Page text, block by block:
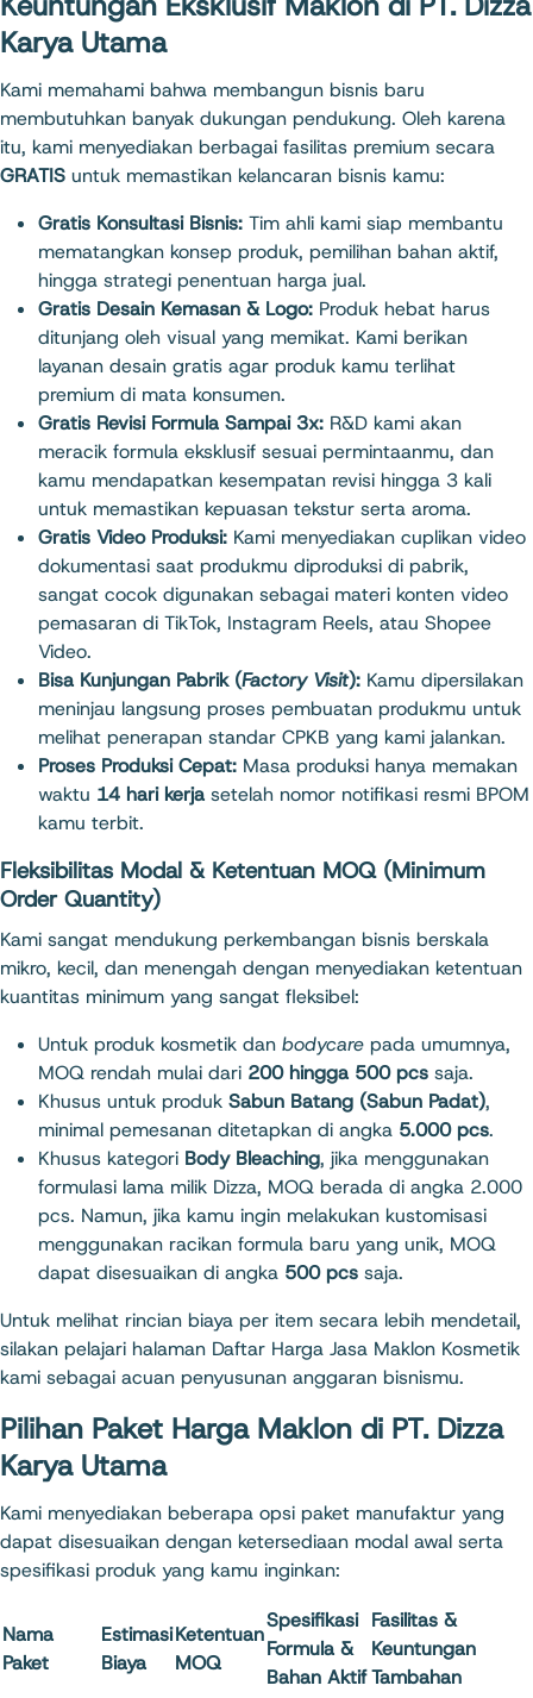
Karya Utama
Kami memahami bahwa membangun bisnis baru
membutuhkan banyak dukungan pendukung. Oleh karena
itu, kami menyediakan berbagai fasilitas premium secara
GRATIS untuk memastikan kelancaran bisnis kamu:
Gratis Konsultasi Bisnis: Tim ahli kami siap membantu
mematangkan konsep produk, pemilihan bahan aktif,
hingga strategi penentuan harga jual.
Gratis Desain Kemasan & Logo: Produk hebat harus
ditunjang oleh visual yang memikat. Kami berikan
layanan desain gratis agar produk kamu terlihat
premium di mata konsumen.
Gratis Revisi Formula Sampai 3x: R&D kami akan
meracik formula eksklusif sesuai permintaanmu, dan
kamu mendapatkan kesempatan revisi hingga 3 kali
untuk memastikan kepuasan tekstur serta aroma.
Gratis Video Produksi: Kami menyediakan cuplikan video
dokumentasi saat produkmu diproduksi di pabrik,
sangat cocok digunakan sebagai materi konten video
pemasaran di TikTok, Instagram Reels, atau Shopee
Video.
Bisa Kunjungan Pabrik (Factory Visit): Kamu dipersilakan
meninjau langsung proses pembuatan produkmu untuk
melihat penerapan standar CPKB yang kami jalankan.
Proses Produksi Cepat: Masa produksi hanya memakan
waktu 14 hari kerja setelah nomor notifikasi resmi BPOM
kamu terbit.
Fleksibilitas Modal & Ketentuan MOQ (Minimum
Order Quantity)
Kami sangat mendukung perkembangan bisnis berskala
mikro, kecil, dan menengah dengan menyediakan ketentuan
kuantitas minimum yang sangat fleksibel:
Untuk produk kosmetik dan bodycare pada umumnya,
MOQ rendah mulai dari 200 hingga 500 pcs saja.
Khusus untuk produk Sabun Batang (Sabun Padat),
minimal pemesanan ditetapkan di angka 5.000 pcs.
Khusus kategori Body Bleaching, jika menggunakan
formulasi lama milik Dizza, MOQ berada di angka 2.000
pcs. Namun, jika kamu ingin melakukan kustomisasi
menggunakan racikan formula baru yang unik, MOQ
dapat disesuaikan di angka 500 pcs saja.
Untuk melihat rincian biaya per item secara lebih mendetail,
silakan pelajari halaman Daftar Harga Jasa Maklon Kosmetik
kami sebagai acuan penyusunan anggaran bisnismu.
Pilihan Paket Harga Maklon di PT. Dizza
Karya Utama
Kami menyediakan beberapa opsi paket manufaktur yang
dapat disesuaikan dengan ketersediaan modal awal serta
spesifikasi produk yang kamu inginkan:
Nama
Paket
Estimasi
Biaya
Ketentuan
MOQ
Spesifikasi
Formula &
Bahan Aktif
Fasilitas &
Keuntungan
Tambahan